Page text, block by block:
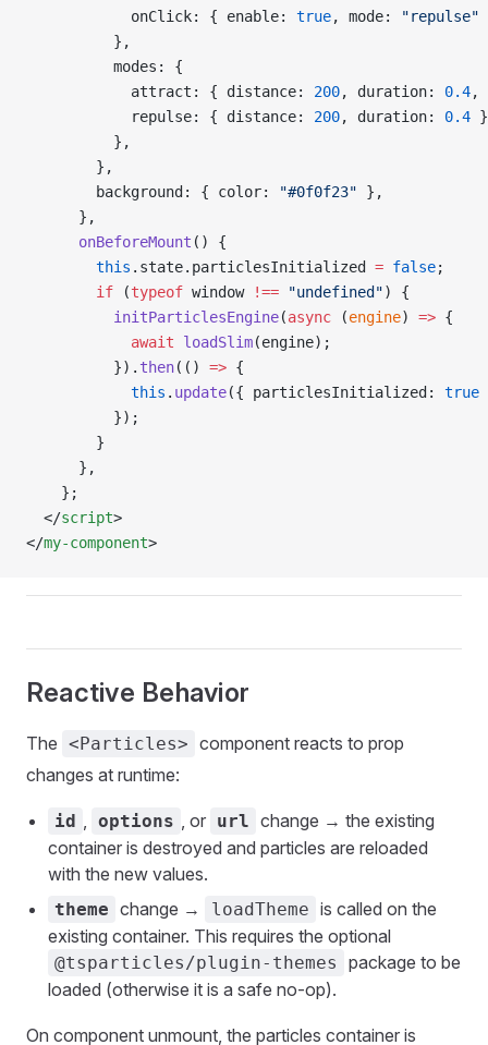
            onClick: { enable:
true, mode: "repulse"
          },
          modes: {
            attract: { distance:
200, duration: 0.4,
            repulse: { distance:
200, duration: 0.4
          },
        },
        background: { color:
"#0f0f23" },
      },
      onBeforeMount
() {
        this
.state.particlesInitialized = false;
        if
(typeof window !== "undefined") {
          initParticlesEngine
(async (engine) => {
            await
loadSlim(engine);
          }).
then(() => {
            this
. update({ particlesInitialized: true
          });
        }
      },
    };
  </
script>
</my-component>
Reactive Behavior
The <Particles> component reacts to prop
changes at runtime:
id options , or url change → the existing
container is destroyed and particles are reloaded
with the new values.
theme change → loadTheme is called on the
existing container. This requires the optional
@tsparticles/plugin-themes
package to be
loaded (otherwise it is a safe no-op).
On component unmount, the particles container is